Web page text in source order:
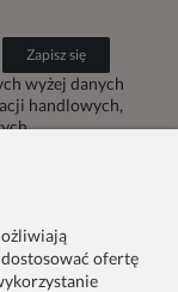
Zapisz się
wyżej danych
handlowych,
ofertę